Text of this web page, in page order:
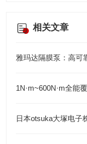
相关文章
雅玛达隔膜泵：高可